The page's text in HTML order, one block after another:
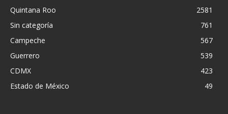
Quintana Roo
2581
Sin categoría
761
Campeche
567
Guerrero
539
CDMX
423
Estado de México
49